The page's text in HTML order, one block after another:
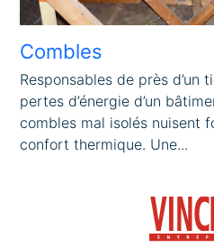
Combles
Responsables de près d’un
pertes d’énergie d’un
combles mal isolés nuisent
confort thermique. Une...